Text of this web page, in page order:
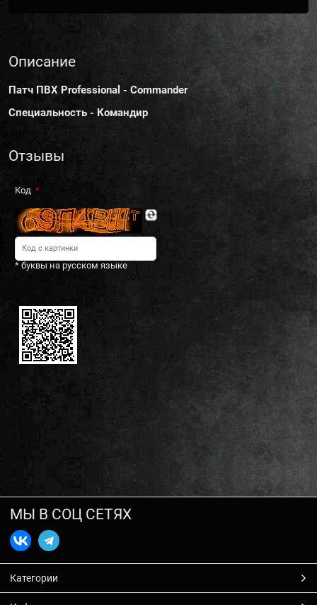
Описание
Патч ПВХ Professional - Commander
Специальность - Командир
Отзывы
Код
* буквы на русском языке
МЫ В СОЦ СЕТЯХ
Категории